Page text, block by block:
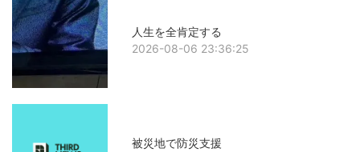
人生を全肯定する
2026-08-06 23:36:25
被災地で防災支援